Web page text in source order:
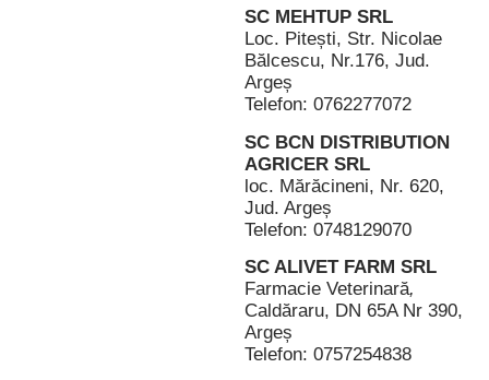
SC MEHTUP SRL
Loc. Pitești, Str. Nicolae
Bălcescu, Nr.176, Jud.
Argeș
Telefon: 0762277072
SC BCN DISTRIBUTION
AGRICER SRL
loc. Mărăcineni, Nr. 620,
Jud. Argeș
Telefon: 0748129070
SC ALIVET FARM SRL
Farmacie Veterinară,
Caldăraru, DN 65A Nr 390,
Argeș
Telefon: 0757254838